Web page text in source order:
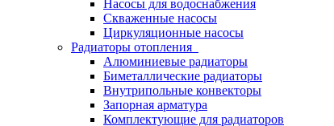
Насосы для водоснабжения
Скваженные насосы
Циркуляционные насосы
Радиаторы отопления
Алюминиевые радиаторы
Биметаллические радиаторы
Внутрипольные конвекторы
Запорная арматура
Комплектующие для радиаторов